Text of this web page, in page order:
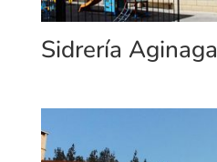
Sidrería Aginaga